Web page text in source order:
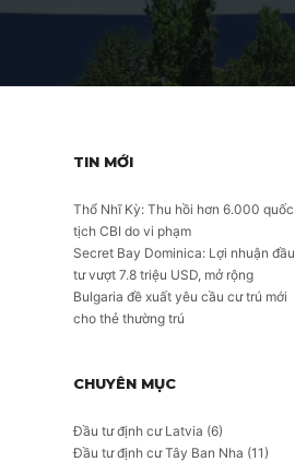
TIN MỚI
Thổ Nhĩ Kỳ: Thu hồi hơn 6.000 quốc
tịch CBI do vi phạm
Secret Bay Dominica: Lợi nhuận đầu
tư vượt 7.8 triệu USD, mở rộng
Bulgaria đề xuất yêu cầu cư trú mới
cho thẻ thường trú
CHUYÊN MỤC
Đầu tư định cư Latvia (6)
Đầu tư định cư Tây Ban Nha (11)